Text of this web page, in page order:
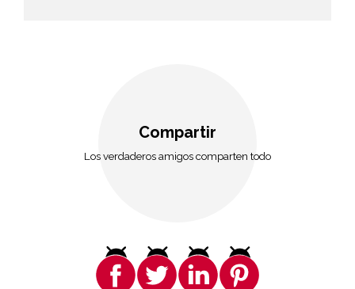
Compartir
Los verdaderos amigos comparten todo